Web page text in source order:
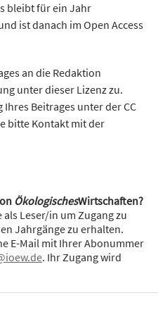
bleibt für ein Jahr
ist danach im Open Access
an die Redaktion
unter dieser Lizenz zu.
Beitrages unter der CC
bitte Kontakt mit der
ÖkologischesWirtschaften?
Leser/in um Zugang zu
Jahrgänge zu erhalten.
E-Mail mit Ihrer Abonummer
. Ihr Zugang wird